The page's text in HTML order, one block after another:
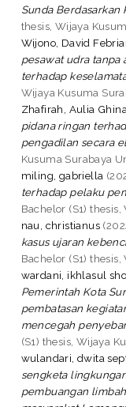
Sunda Berdasarkan
thesis, Wijaya
Wijono, David
pesawat udra
terhadap
Wijaya Kusuma
Zhafirah, Aulia Ghina
pidana ringan
pengadilan secara
Kusuma Surabaya
miling, gabriella
terhadap pelaku
Bachelor (S1)
nau, christianus
kasus ujaran
Bachelor (S1)
wardani, ikhlasul
Pemerintah Kota
pembatasan
mencegah
(S1) thesis, Wijaya
wulandari, dwita
sengketa
pembuangan